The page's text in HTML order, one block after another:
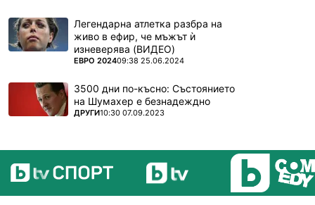
Легендарна атлетка разбра на
живо в ефир, че мъжът ѝ
изневерява (ВИДЕО)
ПОВЕЧЕ ОТ
ЕВРО 202409:38 25.06.2024
3500 дни по-късно: Състоянието
на Шумахер е безнадеждно
ПОВЕЧЕ ОТ
ДРУГИ10:30 07.09.2023